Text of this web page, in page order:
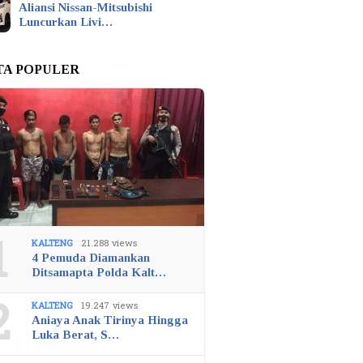
Aliansi Nissan-Mitsubishi
Luncurkan Livi…
POPULER
KALTENG 21.288 views
4 Pemuda Diamankan
Ditsamapta Polda Kalt…
KALTENG 19.247 views
Aniaya Anak Tirinya Hingga
Luka Berat, S…